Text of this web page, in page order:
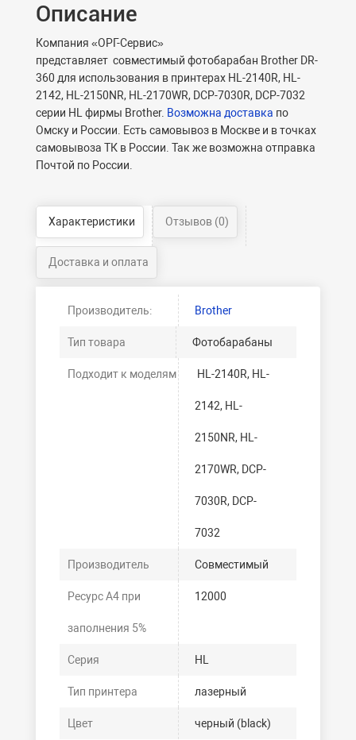
Описание
Компания «ОРГ-Cервис»
представляет cовместимый фотобарабан Brother DR-
360 для использования в принтерах HL-2140R, HL-
2142, HL-2150NR, HL-2170WR, DCP-7030R, DCP-7032
серии HL фирмы Brother. Возможна доставка по
Омску и России. Есть самовывоз в Москве и в точках
самовывоза ТК в России. Так же возможна отправка
Почтой по России.
Характеристики Отзывов (0)
Доставка и оплата
Производитель: Brother
Тип товара Фотобарабаны
Подходит к моделям HL-2140R, HL-
2142, HL-
2150NR, HL-
2170WR, DCP-
7030R, DCP-
7032
Производитель Совместимый
Ресурс А4 при
заполнения 5%
12000
Серия HL
Тип принтера лазерный
Цвет черный (black)